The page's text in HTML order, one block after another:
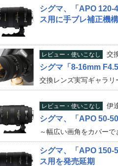
シグマ、「APO 120-
ス用に手ブレ補正機
レビュー・使いこなし 交
シグマ「8-16mm
交換レンズ実写ギャラリ
レビュー・使いこなし 伊
シグマ、「APO 50-
～幅広い画角をカバー
シグマ、「APO 150-
ス用を発売延期